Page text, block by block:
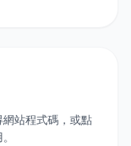
站程式碼，或點